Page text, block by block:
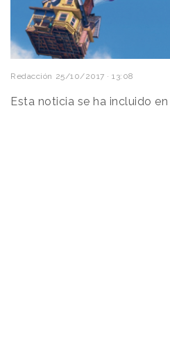
Redacción 25/10/2017 · 13:08
Esta noticia se ha incluido